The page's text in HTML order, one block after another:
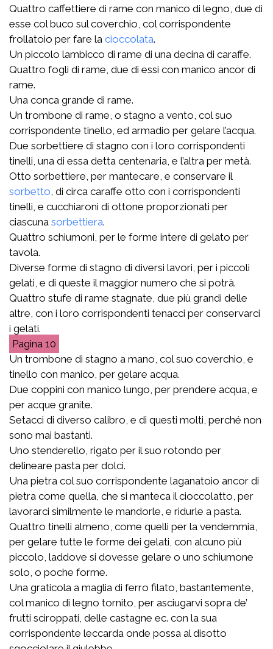
Quattro caffettiere di rame con manico di legno, due di
esse col buco sul coverchio, col corrispondente
frollatoio per fare la cioccolata.
Un piccolo lambicco di rame di una decina di caraffe.
Quattro fogli di rame, due di essi con manico ancor di
rame.
Una conca grande di rame.
Un trombone di rame, o stagno a vento, col suo
corrispondente tinello, ed armadio per gelare l’acqua.
Due sorbettiere di stagno con i loro corrispondenti
tinelli, una di essa detta centenaria, e l’altra per metà.
Otto sorbettiere, per mantecare, e conservare il
sorbetto , di circa caraffe otto con i corrispondenti
tinelli, e cucchiaroni di ottone proporzionati per
ciascuna sorbettiera.
Quattro schiumoni, per le forme intere di gelato per
tavola.
Diverse forme di stagno di diversi lavori, per i piccoli
gelati, e di queste il maggior numero che si potrà.
Quattro stufe di rame stagnate, due più grandi delle
altre, con i loro corrispondenti tenacci per conservarci
i gelati.
10
Un trombone di stagno a mano, col suo coverchio, e
tinello con manico, per gelare acqua.
Due coppini con manico lungo, per prendere acqua, e
per acque granite.
Setacci di diverso calibro, e di questi molti, perché non
sono mai bastanti.
Uno stenderello, rigato per il suo rotondo per
delineare pasta per dolci.
Una pietra col suo corrispondente laganatoio ancor di
pietra come quella, che si manteca il cioccolatto, per
lavorarci similmente le mandorle, e ridurle a pasta.
Quattro tinelli almeno, come quelli per la vendemmia,
per gelare tutte le forme dei gelati, con alcuno più
piccolo, laddove si dovesse gelare o uno schiumone
solo, o poche forme.
Una graticola a maglia di ferro filato, bastantemente,
col manico di legno tornito, per asciugarvi sopra de’
frutti sciroppati, delle castagne ec. con la sua
corrispondente leccarda onde possa al disotto